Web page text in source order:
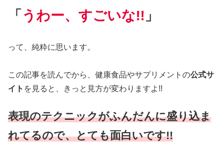
「 うわー、すごいな!! 」
って、純粋に思います。
この記事を読んでから、健康食品やサプリメントの公式サ
イト を見ると、きっと見方が変わりますよ!!
表現のテクニックがふんだんに盛り込ま
れてるので、とても面白いです!!